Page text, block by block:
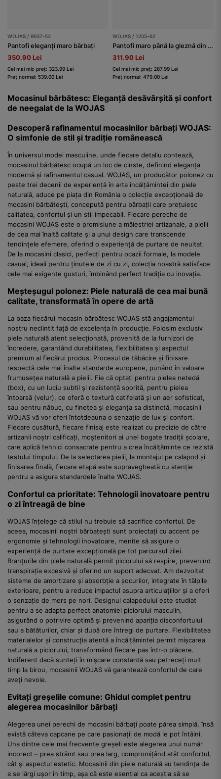
WOJAS / 9037-52
Pantofi eleganți maro bărbați
350.90 Lei
Cel mai mic preț: 323.99 Lei
Preț normal: 539.00 Lei
WOJAS / 1205-62
Pantofi maro până la gleznă din piele velur bărbați
311.90 Lei
Cel mai mic preț: 287.99 Lei
Preț normal: 479.00 Lei
Mocasinul bărbătesc: Eleganță desăvârșită și confort
de neegalat de la WOJAS
Descoperă rafinamentul mocasinilor bărbați WOJAS:
O simfonie de stil și tradiție românească
În universul modei masculine, unde fiecare detaliu contează,
mocasinul bărbătesc ocupă un loc de cinste, definind eleganța
modernă și rafinamentul casual. WOJAS, un producător polonez cu
peste trei decenii de experiență în arta încălțămintei din piele
naturală, aduce pe piața din România o colecție excepțională de
mocasini bărbătești, concepută pentru bărbații care prețuiesc
calitatea, confortul și un stil impecabil. Fiecare pereche de
mocasini WOJAS este o promisiune a măiestriei artizanale, a pielii
de cea mai înaltă calitate și a unui design care transcende
tendințele efemere, oferind o experiență de purtare de neuitat.
De la mocasini clasici, perfecți pentru ocazii formale, la modele
casual, ideali pentru ținutele de zi cu zi, colecția noastră satisface
cele mai exigente gusturi, îmbinând perfect tradiția cu inovația.
Meșteșugul polonez: Piele naturală de cea mai bună
calitate, transformată în opere de artă
La baza fiecărui mocasin bărbătesc WOJAS stă angajamentul
nostru neclintit față de excelența în producție. Folosim exclusiv
piele naturală atent selecționată, provenită de la furnizori de
încredere, garantând durabilitatea, flexibilitatea și aspectul
premium al fiecărui produs. Procesul de tăbăcire și finisare
respectă cele mai înalte standarde europene, punând în valoare
frumusețea naturală a pielii. Fie că optați pentru pielea netedă
(box), cu un luciu subtil și rezistență sporită, pentru pielea
întoarsă (velur), ce oferă o textură catifelată și un aer sofisticat,
sau pentru năbuc, cu finețea și eleganța sa distinctă, mocasinii
WOJAS vă vor oferi întotdeauna o senzație de lux și confort.
Fiecare cusătură, fiecare finisaj este realizat cu precizie de către
artizanii noștri calificați, moștenitori ai unei bogate tradiții școlare,
care aplică tehnici consacrate pentru a crea încălțăminte ce rezistă
testului timpului. De la selectarea pielii, la montajul pe calapod și
finisarea finală, fiecare etapă este supravegheată cu atenție
pentru a asigura standardele înalte WOJAS.
Confortul ca prioritate: Tehnologii inovatoare pentru
o zi întreagă de bine
WOJAS înțelege că stilul nu trebuie să sacrifice confortul. De
aceea, mocasinii noștri bărbațești sunt proiectați cu accent pe
ergonomie și tehnologii inovatoare, menite să asigure o
experiență de purtare excepțională pe tot parcursul zilei.
Branțurile din piele naturală permit piciorului să respire, prevenind
transpirația excesivă și oferind un suport adecvat. Am dezvoltat
sisteme de amortizare și absorbție a șocurilor, integrate în tălpile
exterioare, pentru a reduce impactul asupra articulațiilor și a oferi
o senzație de mers pe nori. Designul calapodului este studiat
pentru a se adapta perfect anatomiei piciorului masculin,
asigurând o potrivire optimă și prevenind apariția disconfortului
sau a bătăturilor, chiar și după ore întregi de purtare. Flexibilitatea
materialelor și construcția atentă a încălțămintei permit mișcarea
naturală a piciorului, transformând fiecare pas într-o plăcere.
Indiferent dacă sunteți în mișcare constantă sau petreceți mult
timp la birou, mocasinii WOJAS vă garantează confortul de care
aveți nevoie.
Evitați greșelile comune: Ghidul complet pentru
alegerea mocasinilor bărbați
Alegerea unei perechi de mocasini bărbați poate părea simplă, însă
există câteva capcane pe care pasionații de modă le pot întâlni.
Una dintre cele mai frecvente greșeli este alegerea unui număr
incorect – prea strâmt sau prea larg, compromițând atât confortul,
cât și aspectul estetic. Mocasinii din piele naturală au tendința de
a se lărgi ușor în timp, așa că este esențial ca aceștia să se